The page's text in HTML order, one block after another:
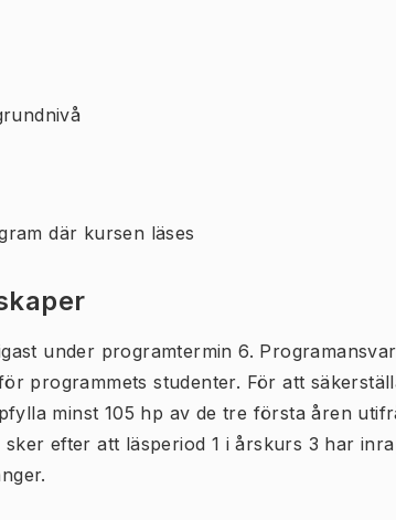
där kursen läses
under programtermin 6.
programmets studenter. För att
minst 105 hp av de tre första åren
efter att läsperiod 1 i årskurs 3 har